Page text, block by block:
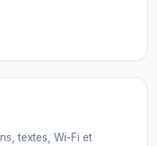
textes, Wi-Fi et